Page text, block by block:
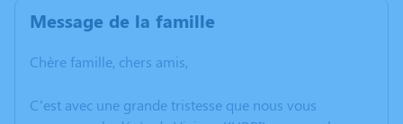
Message de la famille
Chère famille, chers amis,
C’est avec une grande tristesse que nous vous